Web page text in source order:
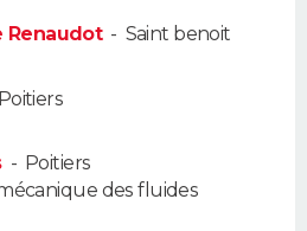
Renaudot- Saint benoit
Poitiers
- Poitiers
des fluides